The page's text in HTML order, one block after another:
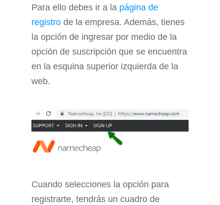
Para ello debes ir a la página de
registro de la empresa. Además, tienes
la opción de ingresar por medio de la
opción de suscripción que se encuentra
en la esquina superior izquierda de la
web.
Cuando selecciones la opción para
registrarte, tendrás un cuadro de